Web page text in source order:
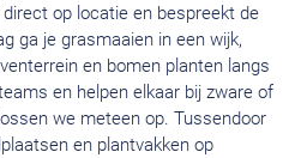
op locatie en bespreekt de
ga je grasmaaien in een wijk,
en bomen planten langs
en helpen elkaar bij zware of
we meteen op. Tussendoor
en plantvakken op